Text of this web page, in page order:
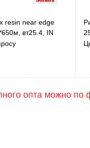
resin near edge
вт25.4, IN
В избранноеопта можно